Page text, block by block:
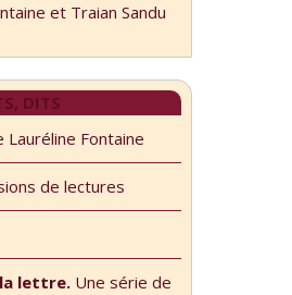
et Traian Sandu
DITS
Lauréline Fontaine
de lectures
lettre. Une série de